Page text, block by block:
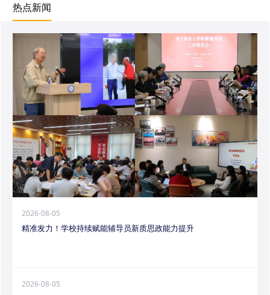
热点新闻
2026-08-05
精准发力！学校持续赋能辅导员新质思政能力提升
2026-08-05